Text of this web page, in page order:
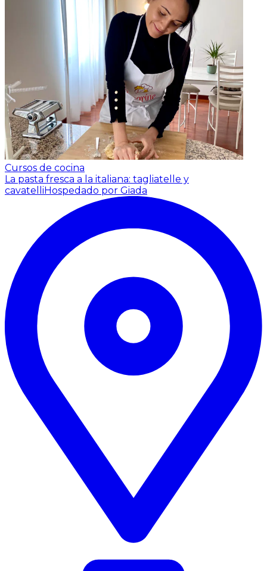
Cursos de cocina
La pasta fresca a la italiana: tagliatelle y
cavatelli Hospedado por Giada